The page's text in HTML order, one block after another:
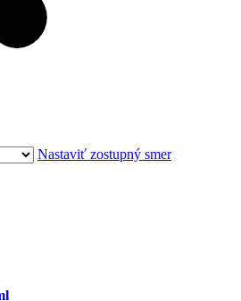
Nastaviť zostupný smer